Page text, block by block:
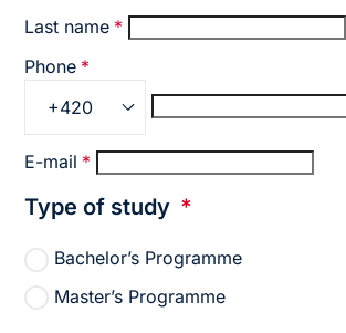
Last name *
Phone *
+420
E-mail *
Type of study *
Bachelor’s Programme
Master’s Programme